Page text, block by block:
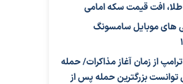
طلا، افت قیمت سکه امامی
های موبایل سامسونگ
از زمان آغاز مذاکرات/ حمله
توانست بزرگترین حمله پس از